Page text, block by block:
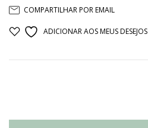
COMPARTILHAR POR EMAIL
ADICIONAR AOS MEUS DESEJOS